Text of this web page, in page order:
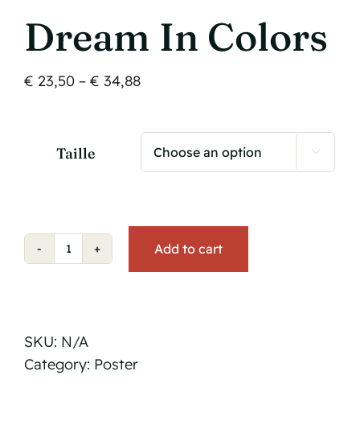
Dream In Colors
€ 23,50 – € 34,88Price
through
€ 34,88
Taille 
Dream
Add to cart
SKU: N/A
Category: Poster